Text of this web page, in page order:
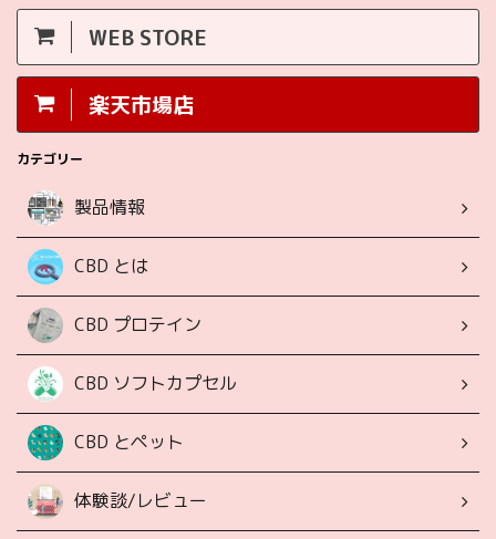
WEB STORE
楽天市場店
カテゴリー
製品情報
CBD とは
CBD プロテイン
CBD ソフトカプセル
CBD とペット
体験談/レビュー